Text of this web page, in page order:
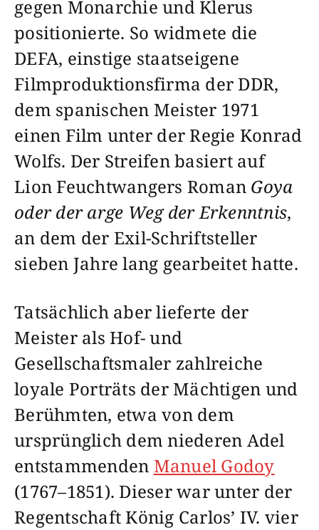
gegen Monarchie und Klerus
positionierte. So widmete die
DEFA, einstige staatseigene
Filmproduktionsfirma der DDR,
dem spanischen Meister 1971
einen Film unter der Regie Konrad
Wolfs. Der Streifen basiert auf
Lion Feuchtwangers Roman Goya
oder der arge Weg der Erkenntnis,
an dem der Exil-Schriftsteller
sieben Jahre lang gearbeitet hatte.
Tatsächlich aber lieferte der
Meister als Hof- und
Gesellschaftsmaler zahlreiche
loyale Porträts der Mächtigen und
Berühmten, etwa von dem
ursprünglich dem niederen Adel
entstammenden Manuel Godoy
(1767–1851). Dieser war unter der
Regentschaft König Carlos’ IV. vier